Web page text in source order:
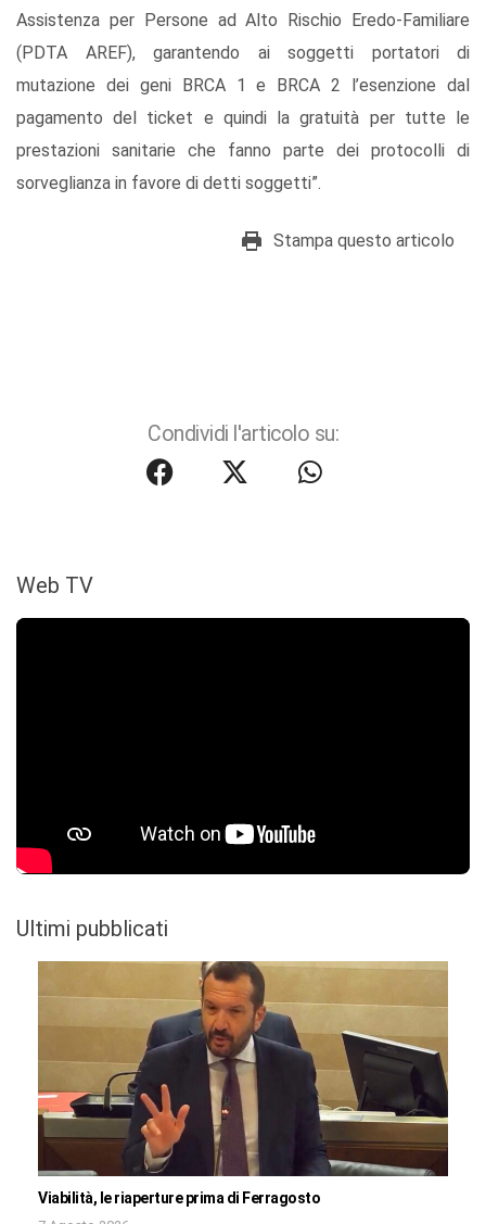
Assistenza per Persone ad Alto Rischio Eredo-Familiare
(PDTA AREF), garantendo ai soggetti portatori di
mutazione dei geni BRCA 1 e BRCA 2 l’esenzione dal
pagamento del ticket e quindi la gratuità per tutte le
prestazioni sanitarie che fanno parte dei protocolli di
sorveglianza in favore di detti soggetti”.
Stampa questo articolo
Condividi l'articolo su:
Web TV
Ultimi pubblicati
Viabilità, le riaperture prima di Ferragosto